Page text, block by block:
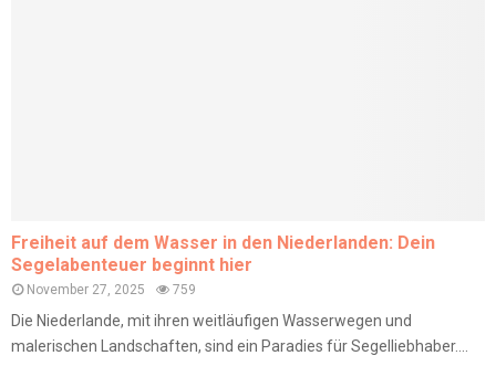
Freiheit auf dem Wasser in den Niederlanden: Dein
Segelabenteuer beginnt hier
November 27, 2025 759
Die Niederlande, mit ihren weitläufigen Wasserwegen und
malerischen Landschaften, sind ein Paradies für Segelliebhaber....